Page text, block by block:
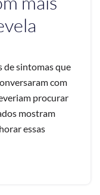
sintomas que
com
procurar
mostram
essas